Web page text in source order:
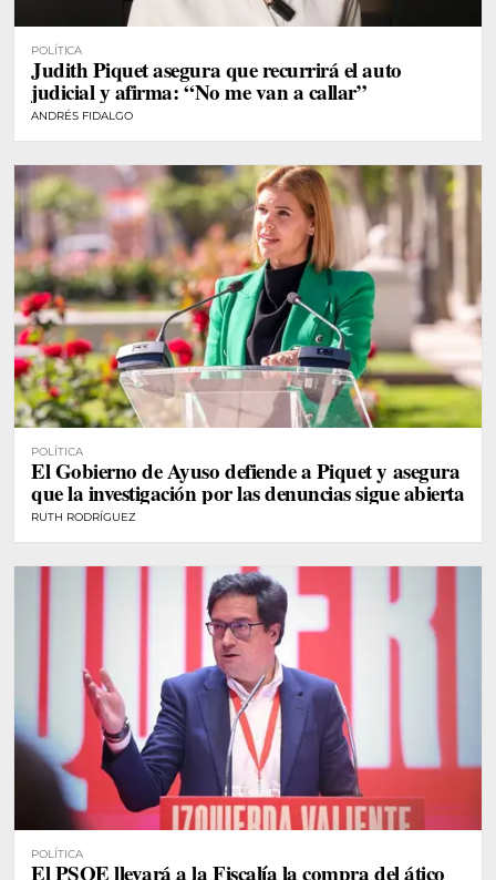
POLÍTICA
Judith Piquet asegura que recurrirá el auto
judicial y afirma: “No me van a callar”
ANDRÉS FIDALGO
POLÍTICA
El Gobierno de Ayuso defiende a Piquet y asegura
que la investigación por las denuncias sigue abierta
RUTH RODRÍGUEZ
POLÍTICA
El PSOE llevará a la Fiscalía la compra del ático